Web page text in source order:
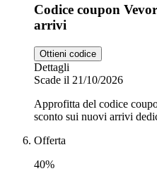
Codice coupon
arrivi
Ottieni codice
Dettagli
Scade il 21/10/2026
Approfitta del codice
sconto sui nuovi arrivi
Offerta
40%